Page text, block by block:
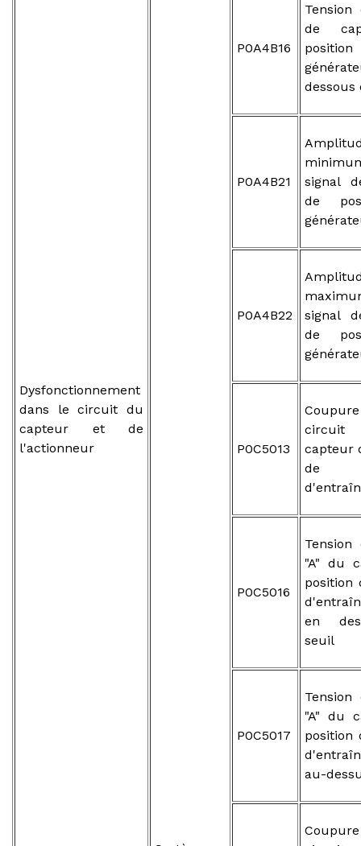
Dysfonctionnement
dans le circuit du
capteur et de
l'actionneur
P0A4B16
de
dessous
P0A4B21
signal
de
P0A4B22
signal
de
P0C5013
capteur
de
P0C5016
"A" du
position
en
seuil
P0C5017
"A" du
position
au-